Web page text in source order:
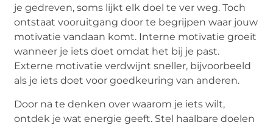
je gedreven, soms lijkt elk doel te ver weg. Toch
ontstaat vooruitgang door te begrijpen waar jouw
motivatie vandaan komt. Interne motivatie groeit
wanneer je iets doet omdat het bij je past.
Externe motivatie verdwijnt sneller, bijvoorbeeld
als je iets doet voor goedkeuring van anderen.
Door na te denken over waarom je iets wilt,
ontdek je wat energie geeft. Stel haalbare doelen